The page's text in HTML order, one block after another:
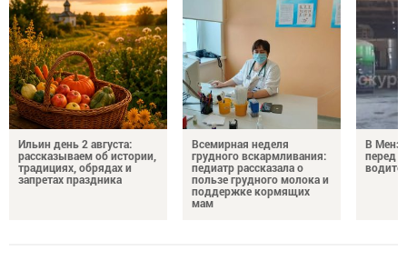
Ильин день 2 августа:
рассказываем об истории,
традициях, обрядах и
запретах праздника
Всемирная неделя
грудного вскармливания:
педиатр рассказала о
пользе грудного молока и
поддержке кормящих
мам
В
перед